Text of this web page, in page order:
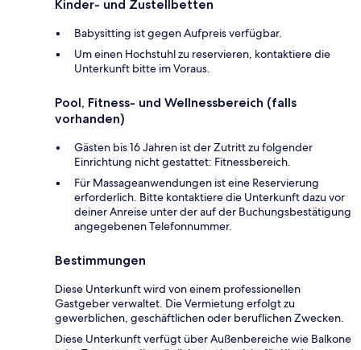
Kinder- und Zustellbetten
Babysitting ist gegen Aufpreis verfügbar.
Um einen Hochstuhl zu reservieren, kontaktiere die
Unterkunft bitte im Voraus.
Pool, Fitness- und Wellnessbereich (falls
vorhanden)
Gästen bis 16 Jahren ist der Zutritt zu folgender
Einrichtung nicht gestattet: Fitnessbereich.
Für Massageanwendungen ist eine Reservierung
erforderlich. Bitte kontaktiere die Unterkunft dazu vor
deiner Anreise unter der auf der Buchungsbestätigung
angegebenen Telefonnummer.
Bestimmungen
Diese Unterkunft wird von einem professionellen
Gastgeber verwaltet. Die Vermietung erfolgt zu
gewerblichen, geschäftlichen oder beruflichen Zwecken.
Diese Unterkunft verfügt über Außenbereiche wie Balkone